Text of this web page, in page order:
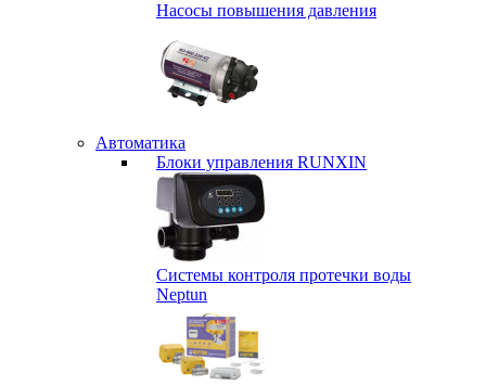
Насосы повышения давления
Автоматика
Блоки управления RUNXIN
Системы контроля протечки воды
Neptun